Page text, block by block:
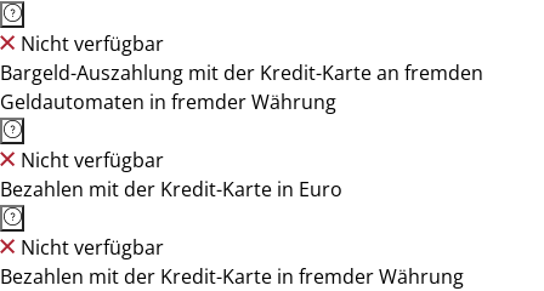
Nicht verfügbar
Bargeld-Auszahlung mit der Kredit-Karte an fremden
Geldautomaten in fremder Währung
Nicht verfügbar
Bezahlen mit der Kredit-Karte in Euro
Nicht verfügbar
Bezahlen mit der Kredit-Karte in fremder Währung